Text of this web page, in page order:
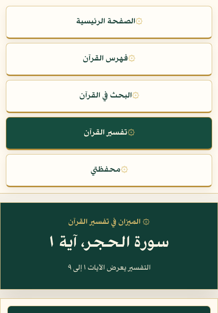
۞الصفحة الرئيسية
۞فهرس القرآن
۞البحث في القرآن
۞تفسير القرآن
۞محفظتي
۞ الميزان في تفسير القرآن
سورة الحجر، آية ١
التفسير يعرض الآيات ١ إلى ٩